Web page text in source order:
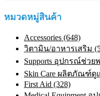
หมวดหมู่สินค้า
Accessories (648)
วิตามิน/อาหารเสริม
Supports อุปกรณ์ช่วย
Skin Care ผลิตภัณฑ์ดู
First Aid (328)